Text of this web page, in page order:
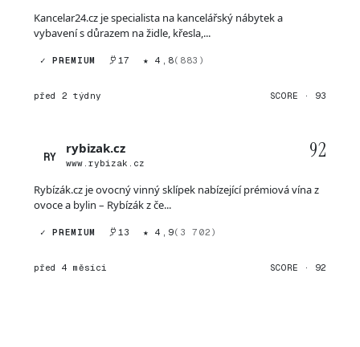
Kancelar24.cz je specialista na kancelářský nábytek a
vybavení s důrazem na židle, křesla,...
✓ PREMIUM 17 ★ 4,8(883)
před 2 týdny SCORE · 93
RY
rybizak.cz
www.rybizak.cz
92
Rybízák.cz je ovocný vinný sklípek nabízející prémiová vína z
ovoce a bylin – Rybízák z če...
✓ PREMIUM 13 ★ 4,9(3 702)
před 4 měsíci SCORE · 92